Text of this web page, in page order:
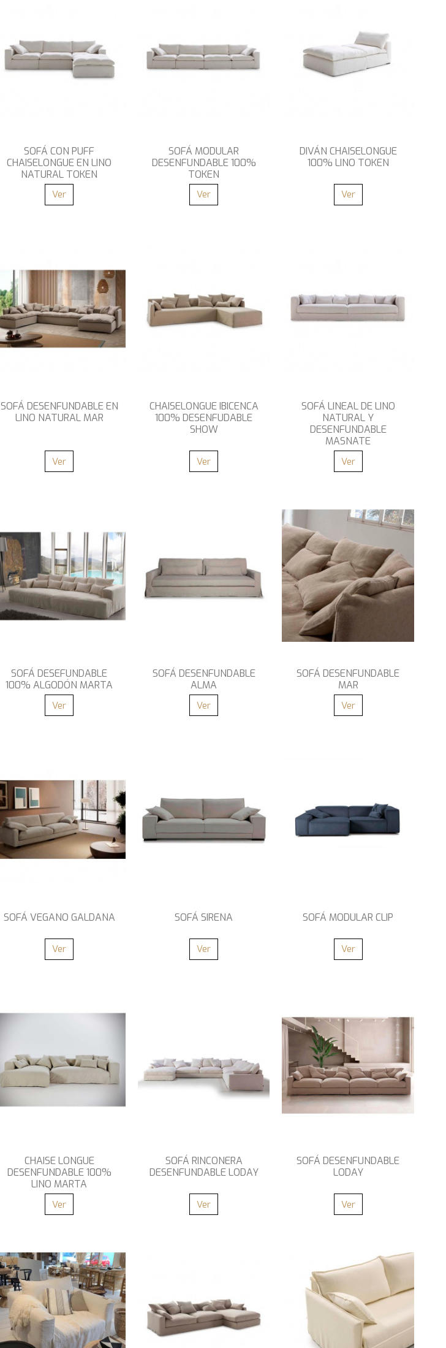
SOFÁ CON PUFF
CHAISELONGUE EN LINO
NATURAL TOKEN
Ver
SOFÁ MODULAR
DESENFUNDABLE 100%
TOKEN
Ver
DIVÁN CHAISELONGUE
100% LINO TOKEN
Ver
SOFÁ DESENFUNDABLE EN
LINO NATURAL MAR
Ver
CHAISELONGUE IBICENCA
100% DESENFUDABLE
SHOW
Ver
SOFÁ LINEAL DE LINO
NATURAL Y
DESENFUNDABLE
MASNATE
Ver
SOFÁ DESEFUNDABLE
100% ALGODÓN MARTA
Ver
SOFÁ DESENFUNDABLE
ALMA
Ver
SOFÁ DESENFUNDABLE
MAR
Ver
SOFÁ VEGANO GALDANA
Ver
SOFÁ SIRENA
Ver
SOFÁ MODULAR CLIP
Ver
CHAISE LONGUE
DESENFUNDABLE 100%
LINO MARTA
Ver
SOFÁ RINCONERA
DESENFUNDABLE LODAY
Ver
SOFÁ DESENFUNDABLE
LODAY
Ver